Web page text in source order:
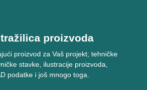
tražilica proizvoda
proizvod za Vaš projekt; tehničke
stavke, ilustracije proizvoda,
podatke i još mnogo toga.